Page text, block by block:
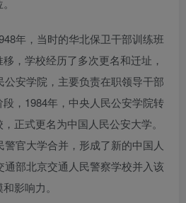
年，当时的华北保卫干部训练班
，学校经历了多次更名和迁址，
公安学院，主要负责在职领导干部
，1984年，中央人民公安学院转
正式更名为中国人民公安大学。
官大学合并，形成了新的中国人
通部北京交通人民警察学校并入该
影响力。